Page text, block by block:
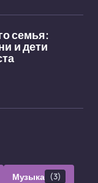
семья:
и дети
Музыка (3)